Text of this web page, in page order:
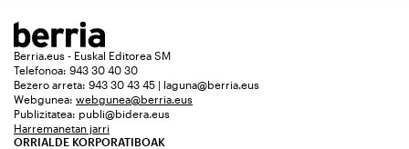
Berria.eus - Euskal Editorea SM
Telefonoa: 943 30 40 30
Bezero arreta: 943 30 43 45 | laguna@berria.eus
Webgunea: webgunea@berria.eus
Publizitatea: publi@bidera.eus
Harremanetan jarri
ORRIALDE KORPORATIBOAK